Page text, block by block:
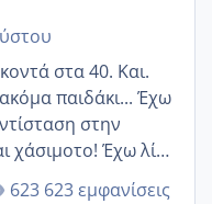
στα 40. Και.
παιδάκι... Έχω
στην
χάσιμοτο! Έχω λίγα
όσο κ αν προσπαθώ
623 εμφανίσεις